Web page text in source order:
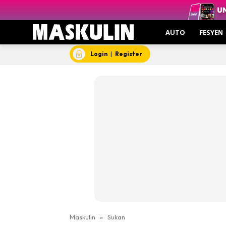
AUTO FESYEN
Login | Register
Maskulin » Sukan